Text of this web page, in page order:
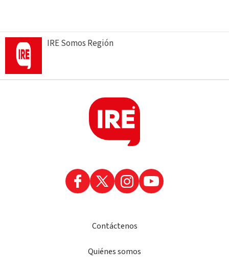
IRE Somos Región
Contáctenos
Quiénes somos